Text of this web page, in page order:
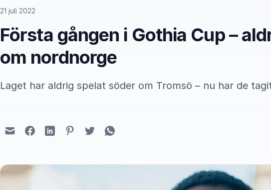
21 juli 2022
Första gången i Gothia Cup –
om nordnorge
Laget har aldrig spelat söder om Tromsö – nu har de